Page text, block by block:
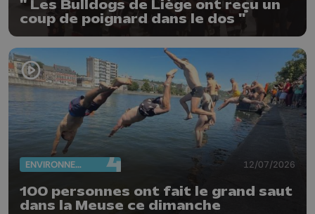
" Les Bulldogs de Liège ont reçu un
coup de poignard dans le dos "
ENVIRONNEMENT 12/07/2026
100 personnes ont fait le grand saut
dans la Meuse ce dimanche